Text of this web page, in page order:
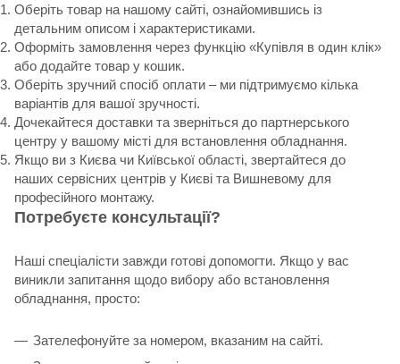
Оберіть товар на нашому сайті, ознайомившись із
детальним описом і характеристиками.
Оформіть замовлення через функцію «Купівля в один клік»
або додайте товар у кошик.
Оберіть зручний спосіб оплати – ми підтримуємо кілька
варіантів для вашої зручності.
Дочекайтеся доставки та зверніться до партнерського
центру у вашому місті для встановлення обладнання.
Якщо ви з Києва чи Київської області, звертайтеся до
наших сервісних центрів у Києві та Вишневому для
професійного монтажу.
Потребуєте консультації?
Наші спеціалісти завжди готові допомогти. Якщо у вас
виникли запитання щодо вибору або встановлення
обладнання, просто:
Зателефонуйте за номером, вказаним на сайті.